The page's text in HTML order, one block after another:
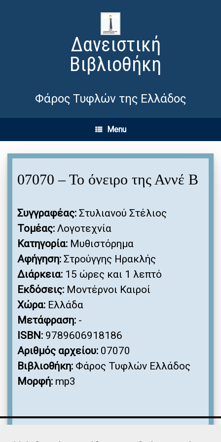
Δανειστική
Βιβλιοθήκη
Φάρος Τυφλών της Ελλάδος
Menu
07070 – Το όνειρο της Αννέ Β
Συγγραφέας: Στυλιανού Στέλιος
Τομέας: Λογοτεχνία
Κατηγορία: Μυθιστόρημα
Αφήγηση: Στρούγγης Ηρακλής
Διάρκεια: 15 ώρες και 1 λεπτό
Εκδόσεις: Μοντέρνοι Καιροί
Χώρα: Ελλάδα
Μετάφραση: -
ISBN: 9789606918186
Αριθμός αρχείου: 07070
Βιβλιοθήκη: Φάρος Τυφλών Ελλάδος
Μορφή: mp3